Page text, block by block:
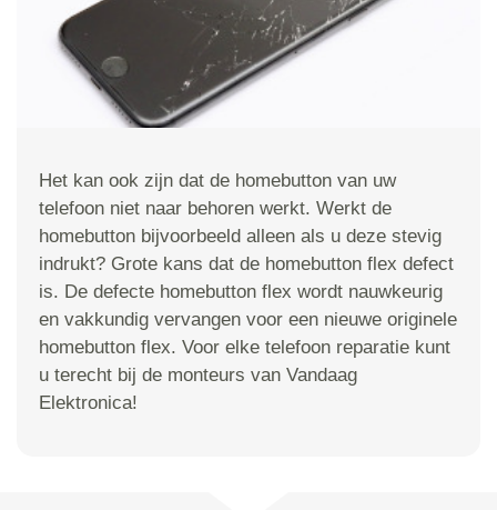
Het kan ook zijn dat de homebutton van uw
telefoon niet naar behoren werkt. Werkt de
homebutton bijvoorbeeld alleen als u deze stevig
indrukt? Grote kans dat de homebutton flex defect
is. De defecte homebutton flex wordt nauwkeurig
en vakkundig vervangen voor een nieuwe originele
homebutton flex. Voor elke telefoon reparatie kunt
u terecht bij de monteurs van Vandaag
Elektronica!